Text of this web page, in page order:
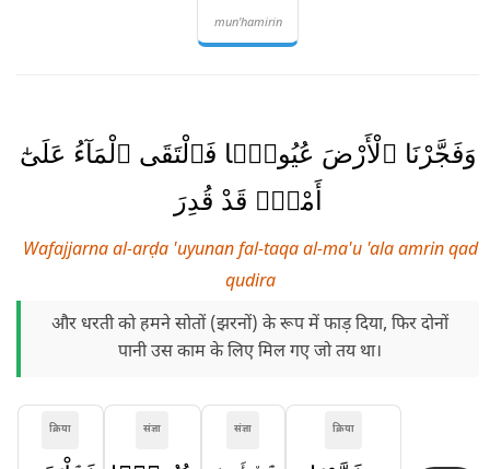
mun'hamirin
وَفَجَّرْنَا ٱلْأَرْضَ عُيُونًۭا فَٱلْتَقَى ٱلْمَآءُ عَلَىٰٓ
أَمْرٍۢ قَدْ قُدِرَ
Wafajjarna al-arḍa 'uyunan fal-taqa al-ma'u 'ala amrin qad
qudira
और धरती को हमने सोतों (झरनों) के रूप में फाड़ दिया, फिर दोनों
पानी उस काम के लिए मिल गए जो तय था।
क्रिया
संज्ञा
संज्ञा
क्रिया